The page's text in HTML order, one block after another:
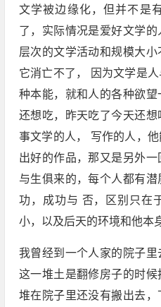
文学被边缘化，但并不是
了，实际情况是爱好文学
层次的文学活动和规模大
它消亡不了， 因为文学是
种本能，就和人的各种欲
还想吃，昨天吃了今天还
事文学的人， 写作的人，
出好的作品，那又是另外
与生俱来的，每个人都有
功，成功与 否，区别只在
小，以及后天的环境和他本
我曾经到一个人家的院子里
这一堆土是翻修房子的时候
堆在院子里还没有搬出去